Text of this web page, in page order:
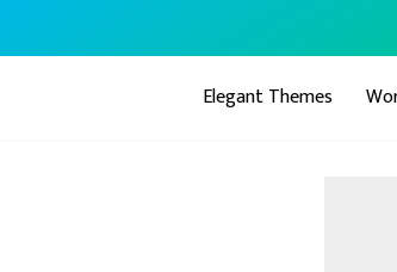
Elegant Themes